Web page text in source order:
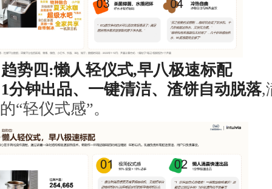
趋势四:懒人轻仪式,早八极速标配
1分钟出品、一键清洁、渣饼自动脱落,
的“轻仪式感”。